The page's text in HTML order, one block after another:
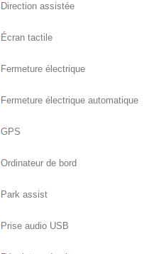
Direction assistée
Écran tactile
Fermeture électrique
Fermeture électrique automatique
GPS
Ordinateur de bord
Park assist
Prise audio USB